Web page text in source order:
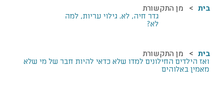
זיהיתי הדתה, מה
המדריך למורה: תרבות
יהודית-ישראלית
בית מן התקשורת
גדר חיה, לא. גילוי עריות, למה
לא?
בית מן התקשורת
ואז הילדים החילונים למדו שלא כדאי להיות חבר של מי שלא
מאמין באלוהים